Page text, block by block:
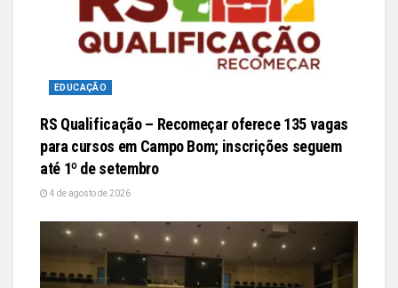
EDUCAÇÃO
RS Qualificação – Recomeçar oferece 135 vagas
para cursos em Campo Bom; inscrições seguem
até 1º de setembro
4 de agosto de 2026